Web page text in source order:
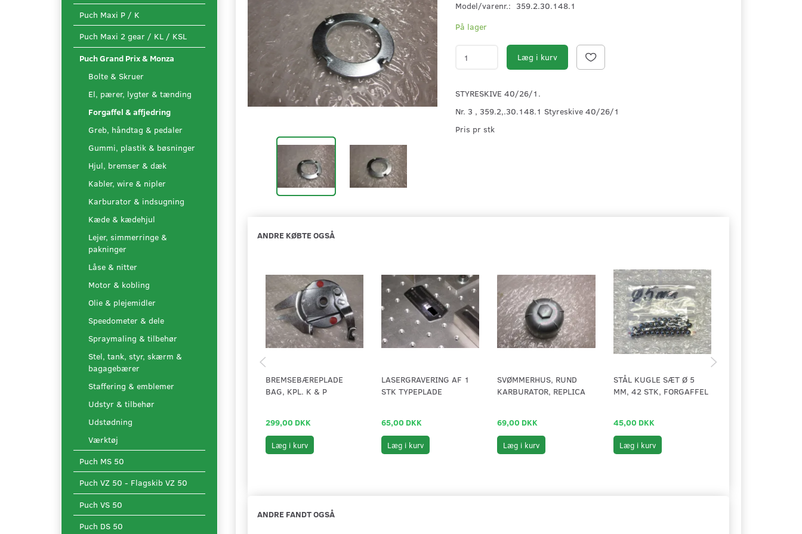
Puch Maxi P / K
Puch Maxi 2 gear / KL / KSL
Puch Grand Prix & Monza
Bolte & Skruer
El, pærer, lygter & tænding
Forgaffel & affjedring
Greb, håndtag & pedaler
Gummi, plastik & bøsninger
Hjul, bremser & dæk
Kabler, wire & nipler
Karburator & indsugning
Kæde & kædehjul
Lejer, simmerringe &
pakninger
Låse & nitter
Motor & kobling
Olie & plejemidler
Speedometer & dele
Spraymaling & tilbehør
Stel, tank, styr, skærm &
bagagebærer
Staffering & emblemer
Udstyr & tilbehør
Udstødning
Værktøj
Puch MS 50
Puch VZ 50 - Flagskib VZ 50
Puch VS 50
Puch DS 50
Model/varenr.: 359.2.30.148.1
På lager
Læg i kurv
STYRESKIVE 40/26/1.
Nr. 3 , 359.2,.30.148.1 Styreskive 40/26/1
Pris pr stk
ANDRE KØBTE OGSÅ
BREMSEBÆREPLADE
BAG, KPL. K & P
299,00 DKK
Læg i kurv
LASERGRAVERING AF 1
STK TYPEPLADE
65,00 DKK
Læg i kurv
SVØMMERHUS, RUND
KARBURATOR, REPLICA
69,00 DKK
Læg i kurv
STÅL KUGLE SÆT Ø 5
MM, 42 STK, FORGAFFEL
45,00 DKK
Læg i kurv
ANDRE FANDT OGSÅ